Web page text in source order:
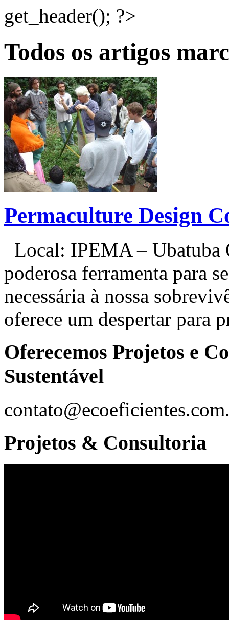
get_header(); ?>
Todos os artigos
Permaculture Design
Local: IPEMA – Ubatuba
poderosa ferramenta para
necessária à nossa
oferece um despertar para
Oferecemos Projetos e
Sustentável
Projetos & Consultoria